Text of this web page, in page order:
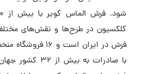
کلکسیون در طرح‌ها و نقش‌های
فرش در ایران است
با صادرات به